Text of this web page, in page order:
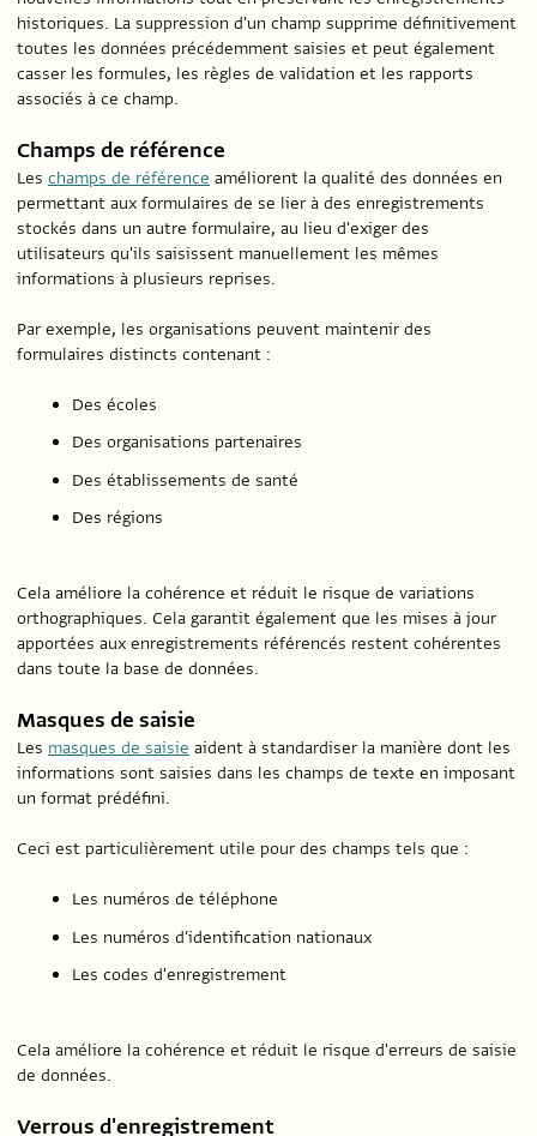
historiques. La suppression d'un champ supprime définitivement
toutes les données précédemment saisies et peut également
casser les formules, les règles de validation et les rapports
associés à ce champ.
Champs de référence
Les champs de référence améliorent la qualité des données en
permettant aux formulaires de se lier à des enregistrements
stockés dans un autre formulaire, au lieu d'exiger des
utilisateurs qu'ils saisissent manuellement les mêmes
informations à plusieurs reprises.
Par exemple, les organisations peuvent maintenir des
formulaires distincts contenant :
Des écoles
Des organisations partenaires
Des établissements de santé
Des régions
Cela améliore la cohérence et réduit le risque de variations
orthographiques. Cela garantit également que les mises à jour
apportées aux enregistrements référencés restent cohérentes
dans toute la base de données.
Masques de saisie
Les masques de saisie aident à standardiser la manière dont les
informations sont saisies dans les champs de texte en imposant
un format prédéfini.
Ceci est particulièrement utile pour des champs tels que :
Les numéros de téléphone
Les numéros d'identification nationaux
Les codes d'enregistrement
Cela améliore la cohérence et réduit le risque d'erreurs de saisie
de données.
Verrous d'enregistrement